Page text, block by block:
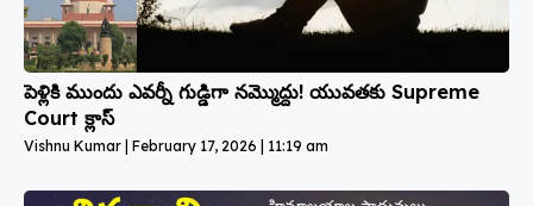
పెళ్లికి ముందు ఎవర్నీ గుడ్డిగా నమ్మొద్దు! యువతకు Supreme
Court క్లాస్
Vishnu Kumar February 17, 2026 11:19 am